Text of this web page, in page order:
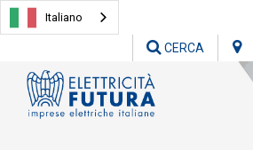
Italiano
CERCA